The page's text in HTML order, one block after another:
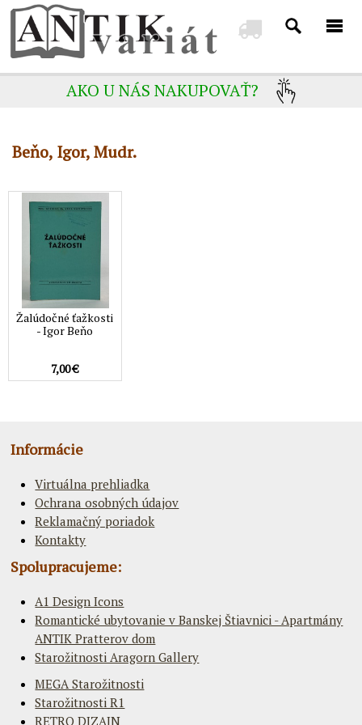
AKO U NÁS NAKUPOVAŤ?
Beňo, Igor, Mudr.
Žalúdočné ťažkosti
- Igor Beňo
7,00 €
Informácie
Virtuálna prehliadka
Ochrana osobných údajov
Reklamačný poriadok
Kontakty
Spolupracujeme:
A1 Design Icons
Romantické ubytovanie v Banskej Štiavnici - Apartmány
ANTIK Pratterov dom
Starožitnosti Aragorn Gallery
MEGA Starožitnosti
Starožitnosti R1
RETRO DIZAJN